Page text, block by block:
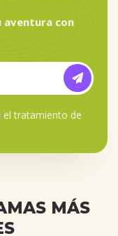
aventura con
tratamiento de
MÁS